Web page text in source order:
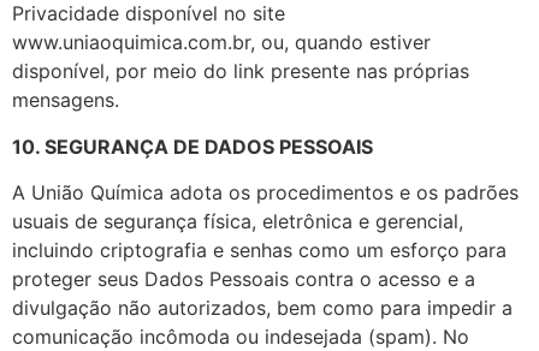
Privacidade disponível no site
www.uniaoquimica.com.br, ou, quando estiver
disponível, por meio do link presente nas próprias
mensagens.
10. SEGURANÇA DE DADOS PESSOAIS
A União Química adota os procedimentos e os padrões
usuais de segurança física, eletrônica e gerencial,
incluindo criptografia e senhas como um esforço para
proteger seus Dados Pessoais contra o acesso e a
divulgação não autorizados, bem como para impedir a
comunicação incômoda ou indesejada (spam). No